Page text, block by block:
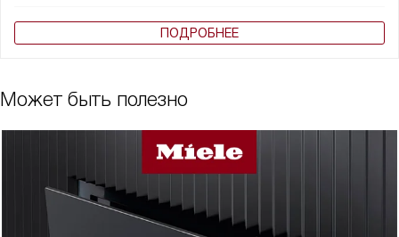
ПОДРОБНЕЕ
Может быть полезно